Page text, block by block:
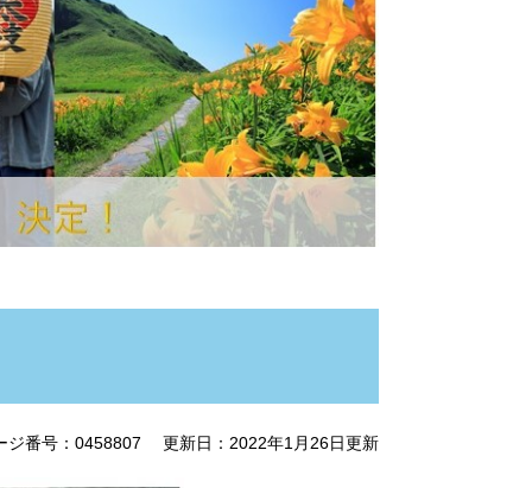
ジ番号：0458807 更新日：2022年1月26日更新